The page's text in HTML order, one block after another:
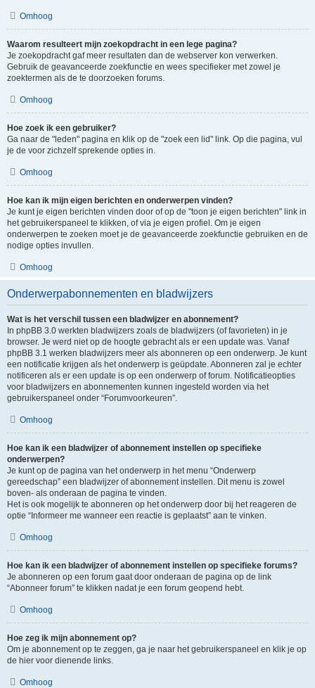
Omhoog
Waarom resulteert mijn zoekopdracht in een lege pagina?
Je zoekopdracht gaf meer resultaten dan de webserver kon verwerken.
Gebruik de geavanceerde zoekfunctie en wees specifieker met zowel je
zoektermen als de te doorzoeken forums.
Omhoog
Hoe zoek ik een gebruiker?
Ga naar de "leden" pagina en klik op de "zoek een lid" link. Op die pagina, vul
je de voor zichzelf sprekende opties in.
Omhoog
Hoe kan ik mijn eigen berichten en onderwerpen vinden?
Je kunt je eigen berichten vinden door of op de "toon je eigen berichten" link in
het gebruikerspaneel te klikken, of via je eigen profiel. Om je eigen
onderwerpen te zoeken moet je de geavanceerde zoekfunctie gebruiken en de
nodige opties invullen.
Omhoog
Onderwerpabonnementen en bladwijzers
Wat is het verschil tussen een bladwijzer en abonnement?
In phpBB 3.0 werkten bladwijzers zoals de bladwijzers (of favorieten) in je
browser. Je werd niet op de hoogte gebracht als er een update was. Vanaf
phpBB 3.1 werken bladwijzers meer als abonneren op een onderwerp. Je kunt
een notificatie krijgen als het onderwerp is geüpdate. Abonneren zal je echter
notificeren als er een update is op een onderwerp of forum. Notificatieopties
voor bladwijzers en abonnementen kunnen ingesteld worden via het
gebruikerspaneel onder “Forumvoorkeuren”.
Omhoog
Hoe kan ik een bladwijzer of abonnement instellen op specifieke
onderwerpen?
Je kunt op de pagina van het onderwerp in het menu “Onderwerp
gereedschap” een bladwijzer of abonnement instellen. Dit menu is zowel
boven- als onderaan de pagina te vinden.
Het is ook mogelijk te abonneren op het onderwerp door bij het reageren de
optie “Informeer me wanneer een reactie is geplaatst” aan te vinken.
Omhoog
Hoe kan ik een bladwijzer of abonnement instellen op specifieke forums?
Je abonneren op een forum gaat door onderaan de pagina op de link
“Abonneer forum” te klikken nadat je een forum geopend hebt.
Omhoog
Hoe zeg ik mijn abonnement op?
Om je abonnement op te zeggen, ga je naar het gebruikerspaneel en klik je op
de hier voor dienende links.
Omhoog